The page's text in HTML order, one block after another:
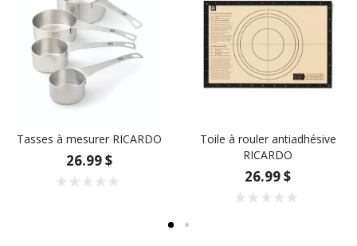
Tasses à mesurer RICARDO
26.99 $
Toile à rouler antiadhésive
RICARDO
26.99 $